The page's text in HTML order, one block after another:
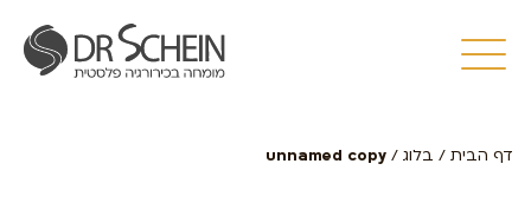
דף הבית / בלוג /
unnamed copy